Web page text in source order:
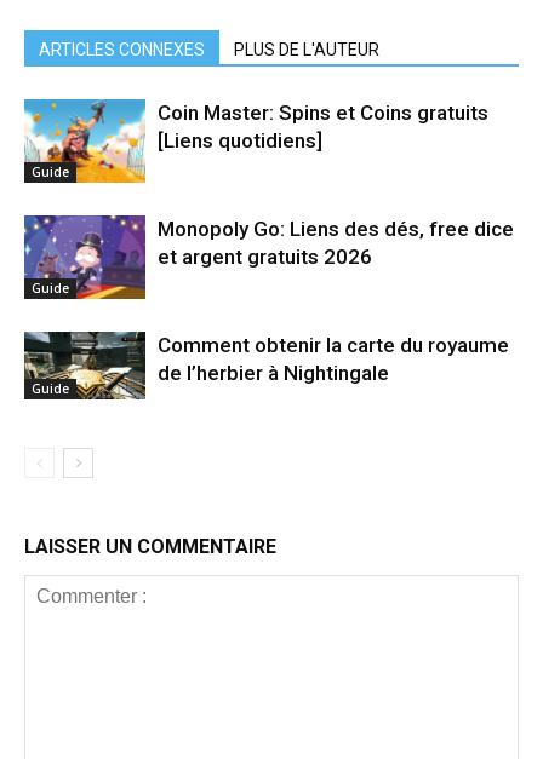
ARTICLES CONNEXES PLUS DE L'AUTEUR
Guide
Coin Master: Spins et Coins gratuits
[Liens quotidiens]
Guide
Monopoly Go: Liens des dés, free dice
et argent gratuits 2026
Guide
Comment obtenir la carte du royaume
de l’herbier à Nightingale
LAISSER UN COMMENTAIRE